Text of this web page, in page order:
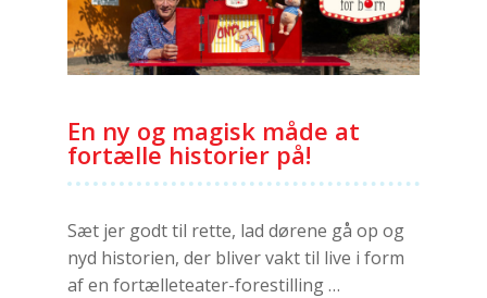
En ny og magisk måde at
fortælle historier på!
Sæt jer godt til rette, lad dørene gå op og
nyd historien, der bliver vakt til live i form
af en fortælleteater-forestilling …